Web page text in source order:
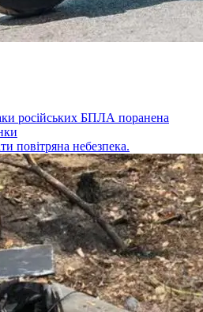
російських БПЛА поранена
повітряна небезпека.